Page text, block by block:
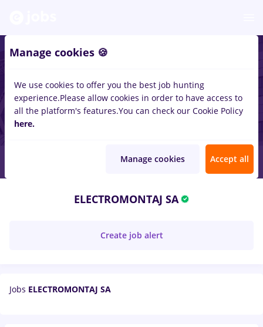
ELECTROMONTAJ SA
Create job alert
Jobs ELECTROMONTAJ SA
Manage cookies 🍪
We use cookies to offer you the best job hunting
experience.Please allow cookies in order to have access to
all the platform's features.You can check our Cookie Policy
here.
Manage cookies Accept all